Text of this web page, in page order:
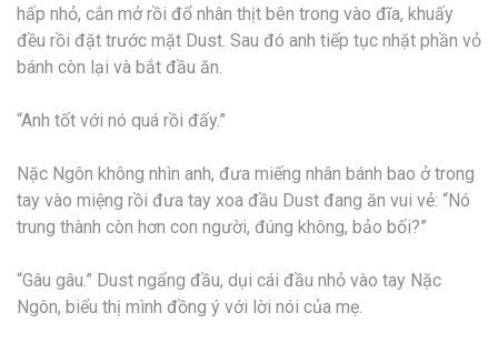
hấp nhỏ, cắn mở rồi đổ nhân thịt bên trong vào đĩa, khuấy
đều rồi đặt trước mặt Dust. Sau đó anh tiếp tục nhặt phần vỏ
bánh còn lại và bắt đầu ăn.
“Anh tốt với nó quá rồi đấy.”
Nặc Ngôn không nhìn anh, đưa miếng nhân bánh bao ở trong
tay vào miệng rồi đưa tay xoa đầu Dust đang ăn vui vẻ: “Nó
trung thành còn hơn con người, đúng không, bảo bối?”
“Gâu gâu.” Dust ngẩng đầu, dụi cái đầu nhỏ vào tay Nặc
Ngôn, biểu thị mình đồng ý với lời nói của mẹ.